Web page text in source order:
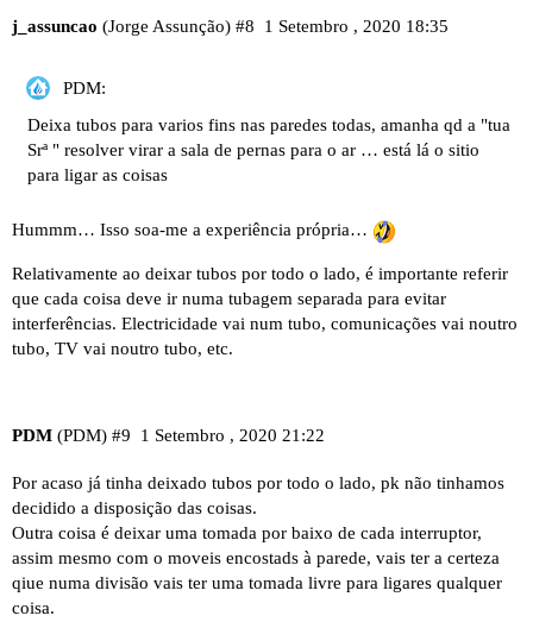
j_assuncao (Jorge Assunção) 1 Setembro , 2020 18:35
#8
PDM:
Deixa tubos para varios fins nas paredes todas, amanha qd a "tua
Srª " resolver virar a sala de pernas para o ar … está lá o sitio
para ligar as coisas
Hummm… Isso soa-me a experiência própria…
Relativamente ao deixar tubos por todo o lado, é importante referir
que cada coisa deve ir numa tubagem separada para evitar
interferências. Electricidade vai num tubo, comunicações vai noutro
tubo, TV vai noutro tubo, etc.
PDM (PDM) 1 Setembro , 2020 21:22
#9
Por acaso já tinha deixado tubos por todo o lado, pk não tinhamos
decidido a disposição das coisas.
Outra coisa é deixar uma tomada por baixo de cada interruptor,
assim mesmo com o moveis encostads à parede, vais ter a certeza
qiue numa divisão vais ter uma tomada livre para ligares qualquer
coisa.